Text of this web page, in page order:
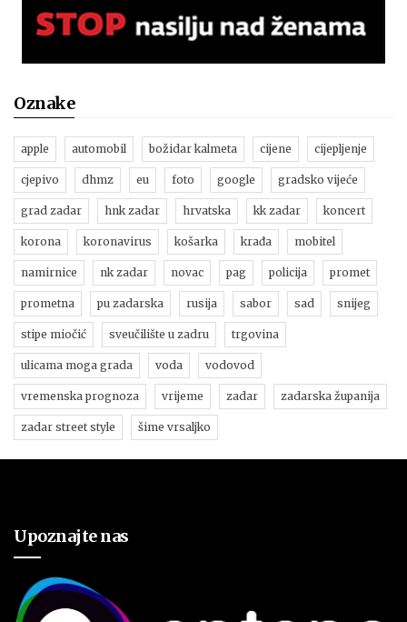
Oznake
apple automobil božidar kalmeta cijene cijepljenje
cjepivo dhmz eu foto google gradsko vijeće
grad zadar hnk zadar hrvatska kk zadar koncert
korona koronavirus košarka krađa mobitel
namirnice nk zadar novac pag policija promet
prometna pu zadarska rusija sabor sad snijeg
stipe miočić sveučilište u zadru trgovina
ulicama moga grada voda vodovod
vremenska prognoza vrijeme zadar zadarska županija
zadar street style šime vrsaljko
Upoznajte nas